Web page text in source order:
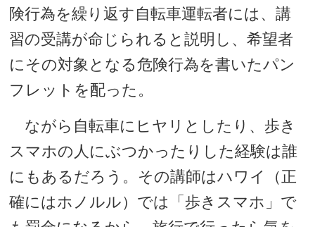
険行為を繰り返す自転車運転者には、講
習の受講が命じられると説明し、希望者
にその対象となる危険行為を書いたパン
フレットを配った。
ながら自転車にヒヤリとしたり、歩き
スマホの人にぶつかったりした経験は誰
にもあるだろう。その講師はハワイ（正
確にはホノルル）では「歩きスマホ」で